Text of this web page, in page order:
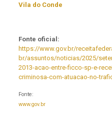
Fonte oficial:
https://www.gov.br/
br/assuntos/noticias/2025/
2013-acao-entre-ficco-sp-e-
criminosa-com-atuacao-no-
Fonte:
www.gov.br